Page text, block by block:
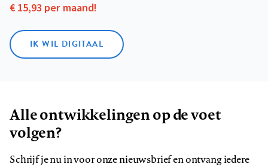
€ 15,93 per maand!
IK WIL DIGITAAL
Alle ontwikkelingen op de voet
volgen?
Schrijf je nu in voor onze nieuwsbrief en ontvang iedere